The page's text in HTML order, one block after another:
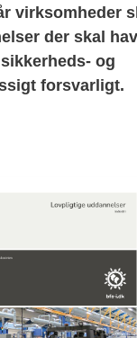
virksomheder
der skal
og
forsvarligt.